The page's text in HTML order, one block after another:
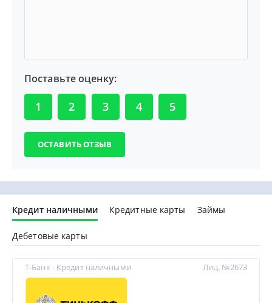
Поставьте оценку:
1 2 3 4 5
Кредит наличными Кредитные карты Займы
Дебетовые карты
Т-Банк - Кредит наличными Лиц. №2673